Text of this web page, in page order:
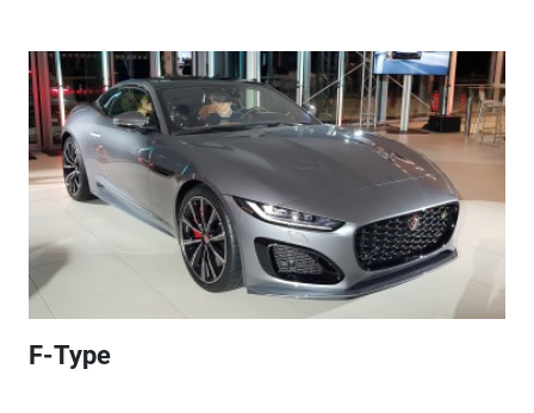
F-Type